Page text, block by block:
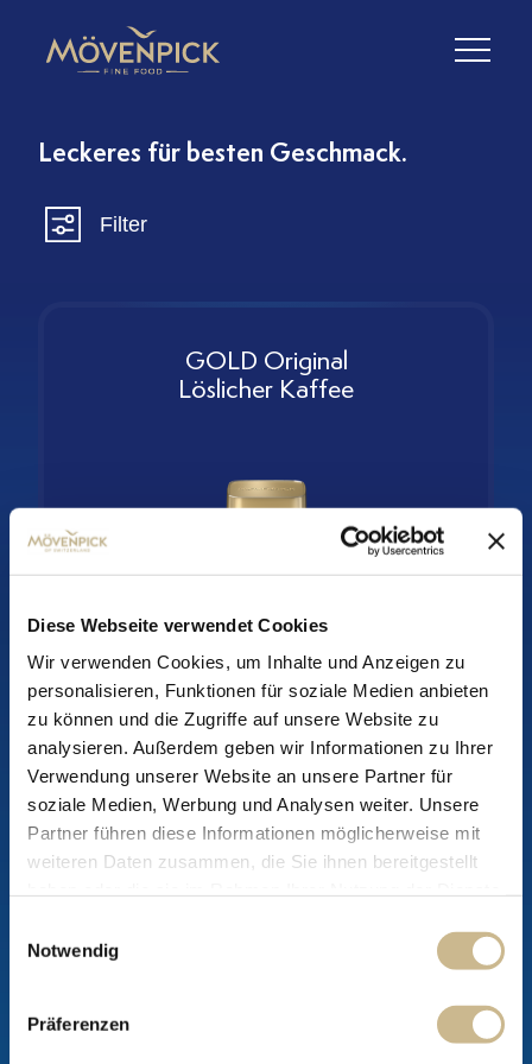
Diese Webseite verwendet Cookies
Wir verwenden Cookies, um Inhalte und Anzeigen zu
personalisieren, Funktionen für soziale Medien anbieten
zu können und die Zugriffe auf unsere Website zu
analysieren. Außerdem geben wir Informationen zu Ihrer
Verwendung unserer Website an unsere Partner für
soziale Medien, Werbung und Analysen weiter. Unsere
Partner führen diese Informationen möglicherweise mit
weiteren Daten zusammen, die Sie ihnen bereitgestellt
Notwendig
Präferenzen
Leckeres für besten Geschmack.
Filter
GOLD Original
Löslicher Kaffee
Intensität
3/5
Röstung
Körper